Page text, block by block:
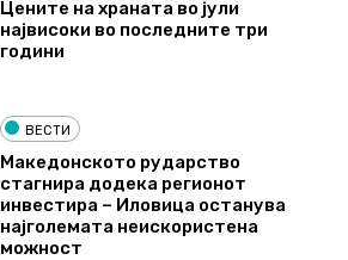
Цените на храната во јули
највисоки во последните три
години
ВЕСТИ
Македонското рударство
стагнира додека регионот
инвестира – Иловица останува
најголемата неискористена
можност